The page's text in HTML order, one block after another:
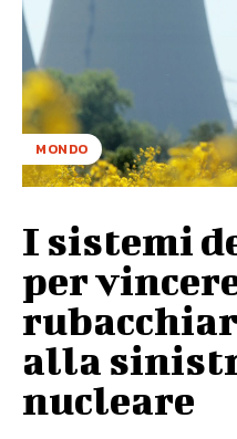
MONDO
I sistemi
per
alla
nucleare